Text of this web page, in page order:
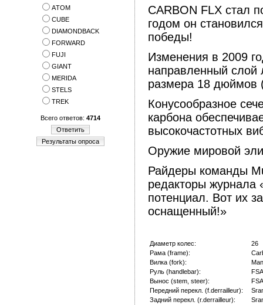
АTOM
CUBE
DIAMONDBACK
FORWARD
FUJI
GIANT
MERIDA
STELS
TREK
Всего ответов: 4714
Ответить
Результаты опроса
CARBON FLX стал
годом он
победы!
Изменения в 2009
направленный слой
размера 18 дюймов
Конусообразное
карбона
высокочастотных
Оружие мировой
Райдеры команды
редакторы журнала
потенциал. Вот их
оснащенный!»
Диаметр колес:
26
Рама (frame):
Вилка (fork):
Руль (handlebar):
Вынос (stem, steer):
Передний перекл. (f.derrailleur):
Задний перекл. (r.derrailleur):